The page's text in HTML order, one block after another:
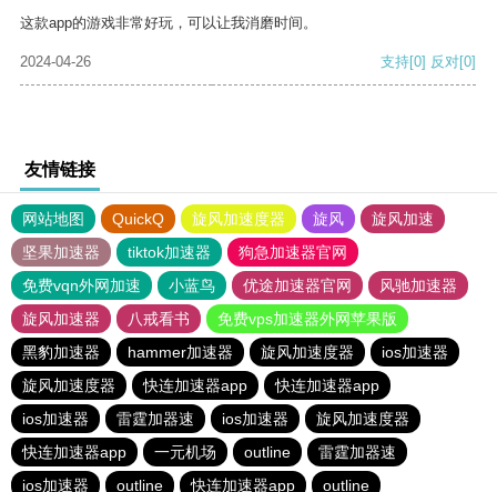
这款app的游戏非常好玩，可以让我消磨时间。
2024-04-26 支持[0] 反对[0]
友情链接
网站地图 QuickQ 旋风加速度器 旋风
旋风加速
坚果加速器
tiktok加速器
狗急加速器官网
免费vqn外网加速
小蓝鸟 优途加速器官网
风驰加速器
旋风加速器
八戒看书
免费vps加速器外网苹果版
黑豹加速器
hammer加速器 旋风加速度器
ios加速器
旋风加速度器
快连加速器app
快连加速器app
ios加速器
雷霆加器速 ios加速器
旋风加速度器
快连加速器app
一元机场 outline
雷霆加器速
ios加速器
outline 快连加速器app outline